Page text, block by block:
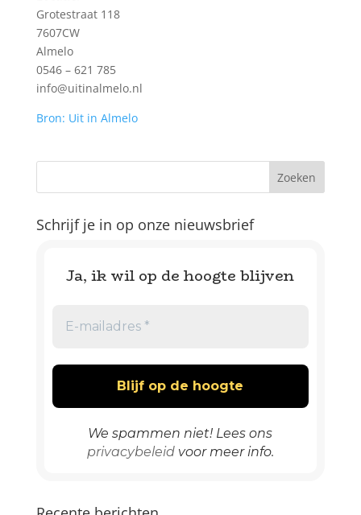
Grotestraat 118
7607CW
Almelo
0546 – 621 785
info@uitinalmelo.nl
Bron: Uit in Almelo
Schrijf je in op onze nieuwsbrief
Ja, ik wil op de hoogte blijven
We spammen niet! Lees ons
privacybeleidvoor meer info.